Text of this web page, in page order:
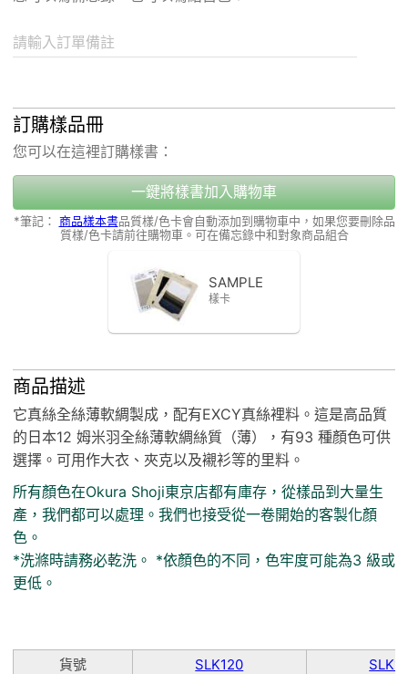
請輸入訂單備註
訂購樣品冊
您可以在這裡訂購樣書：
一鍵將樣書加入購物車
*筆記： 商品樣本書品質樣/色卡會自動添加到購物車中，如果您要刪除品
質樣/色卡請前往購物車。可在備忘錄中和對象商品組合
SAMPLE
樣卡
商品描述
它真絲全絲薄軟綢製成，配有EXCY真絲裡料。這是高品質
的日本12 姆米羽全絲薄軟綢絲質（薄），有93 種顏色可供
選擇。可用作大衣、夾克以及襯衫等的里料。
所有顏色在Okura Shoji東京店都有庫存，從樣品到大量生
產，我們都可以處理。我們也接受從一卷開始的客製化顏
色。
*洗滌時請務必乾洗。 *依顏色的不同，色牢度可能為3 級或
更低。
貨號 SLK120